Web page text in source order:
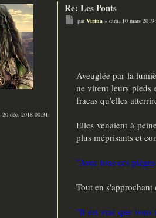
20 déc. 2018 00:31
Re: Les Ponts
M
parVirina» dim. 10 mars 2019
Aveuglée par la
ne virent leurs pieds
fracas qu'elles
Elles venaient à
plus méprisants et
"Avec tous ces
Tout en
"Il est vrai que vous